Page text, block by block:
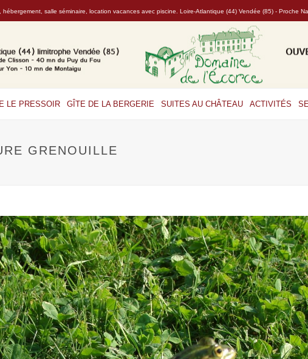
salle séminaire, location vacances avec piscine. Loire-Atlantique (44) Vendée (85) - Proche
LE PRESSOIR GÎTE DE LA BERGERIE SUITES AU CHÂTEAU ACTIVITÉS
GRENOUILLE